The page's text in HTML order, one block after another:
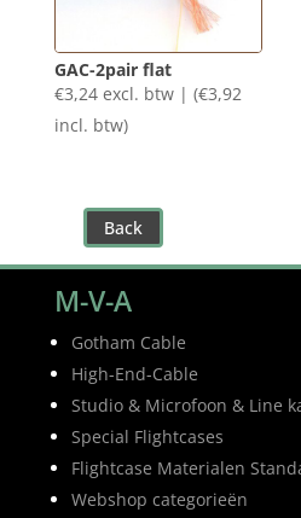
GAC-2pair flat
€3,24 excl. btw | (€3,92
incl. btw)
Back
M-V-A
Gotham Cable
High-End-Cable
Studio & Microfoon & Line
Special Flightcases
Flightcase Materialen
Webshop categorieën